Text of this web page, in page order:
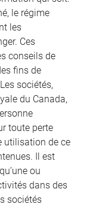
le régime
les
Ces
conseils de
fins de
sociétés,
du Canada,
toute perte
utilisation de ce
Il est
ou
dans des
sociétés